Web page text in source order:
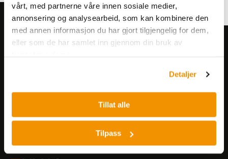
vårt, med partnerne våre innen sosiale medier,
annonsering og analysearbeid, som kan kombinere den
med annen informasjon du har gjort tilgjengelig for dem,
eller som de har samlet inn gjennom din bruk av
Detaljer
Tillat alle
Tilpass
Meld deg på vårt nyhetsbrev!
Meld på nyhetsbrev